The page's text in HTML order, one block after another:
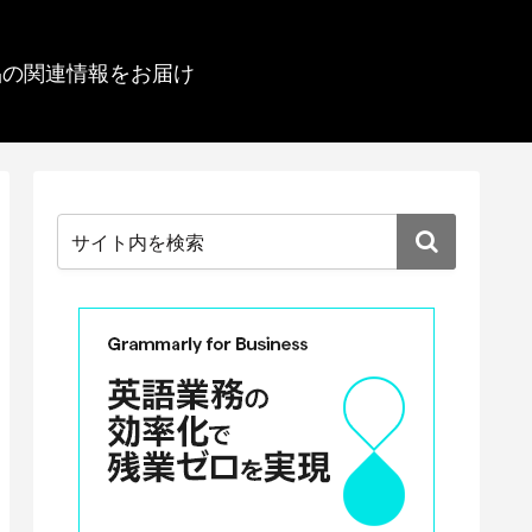
関連情報をお届け